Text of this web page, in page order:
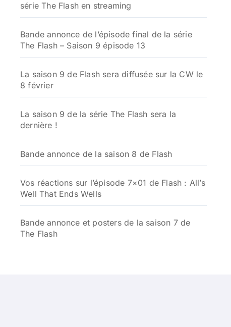
série The Flash en streaming
Bande annonce de l’épisode final de la série
The Flash – Saison 9 épisode 13
La saison 9 de Flash sera diffusée sur la CW le
8 février
La saison 9 de la série The Flash sera la
dernière !
Bande annonce de la saison 8 de Flash
Vos réactions sur l’épisode 7×01 de Flash : All’s
Well That Ends Wells
Bande annonce et posters de la saison 7 de
The Flash